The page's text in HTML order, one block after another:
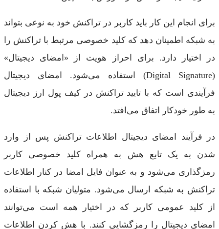
برای انجام این کار باید کاربر در تراکنش خود به نوعی بتواند
به شبکه اطمینان دهد که کلید خصوصی مرتبط با تراکنش را
در اختیار دارد. برای احراز هویت از «امضای دیجیتال»
(Digital Signature) استفاده می‌شود. امضای دیجیتال
فرآیندی است که با تایید تراکنش در کیف پول ارز دیجیتال
به طور خودکار اتفاق می‌افتد.
در فرآیند امضای دیجیتال اطلاعات تراکنش پس از وارد
شدن به یک تابع هش به همراه کلید خصوصی کاربر
رمزگذاری می‌شود و به عنوان فایل امضا در کنار اطلاعات
تراکنش به شبکه ارسال می‌شود. متولیان شبکه با استفاده
از کلید عمومی کاربر که در اختیار همه است می‌توانند
امضای دیجیتال را رمزگشایی کنند. با هش کردن اطلاعات